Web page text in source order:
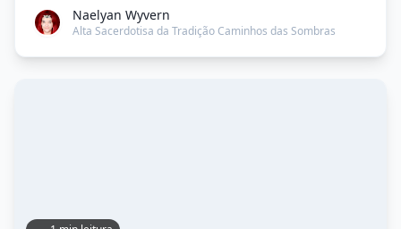
– curandeiras ou benzedeiras, como eram chamadas.
Eu achava que as práticas e ensinamentos da minha
Naelyan Wyvern
Alta Sacerdotisa da Tradição Caminhos das Sombras